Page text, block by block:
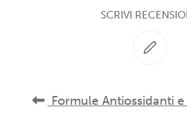
SCRIVI
Formule Antiossidanti